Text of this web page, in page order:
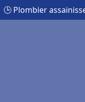
🕒 Plombier